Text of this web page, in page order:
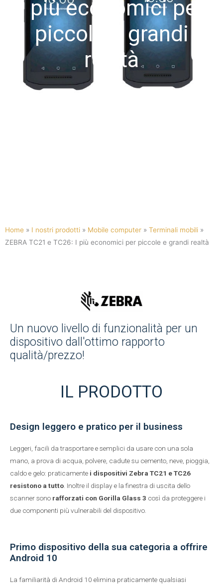
I più economici per
piccole e grandi
realtà
Home » I nostri prodotti » Mobile computer » Terminali mobili »
ZEBRA TC21 e TC26: I più economici per piccole e grandi realtà
Un nuovo livello di funzionalità per un
dispositivo dall'ottimo rapporto
qualità/prezzo!
IL PRODOTTO
Design leggero e pratico per il business
Leggeri, facili da trasportare e semplici da usare con una sola
mano, a prova di acqua, polvere, cadute su cemento, neve, pioggia,
caldo e gelo: praticamente i dispositivi Zebra TC21 e TC26
resistono a tutto . Inoltre il display e la finestra di uscita dello
scanner sono rafforzati con Gorilla Glass 3 così da proteggere i
due componenti più vulnerabili del dispositivo.
Primo dispositivo della sua categoria a offrire
Android 10
La familiarità di Android 10 elimina praticamente qualsiasi